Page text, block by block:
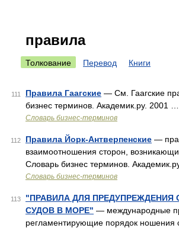
правила
Толкование Перевод Книги
111 Правила Гаагские — См. Гаагские
бизнес терминов. Академик.ру. 2001 …
Словарь бизнес-терминов
112 Правила Йорк-Антверпенские —
взаимоотношения сторон,
Словарь бизнес терминов.
Словарь бизнес-терминов
113
"ПРАВИЛА ДЛЯ ПРЕДУПРЕЖДЕНИЯ
СУДОВ В МОРЕ" — международные
регламентирующие порядок ношения